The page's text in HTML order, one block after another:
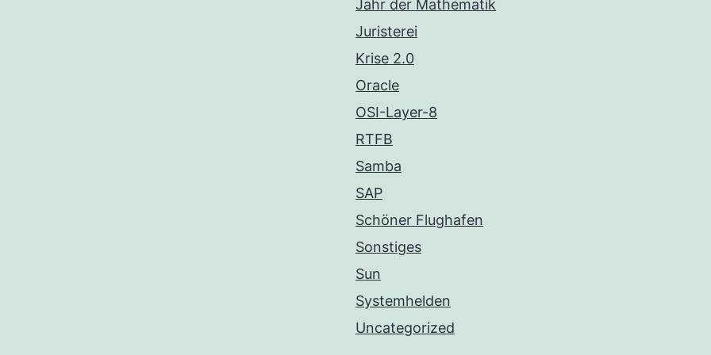
Jahr der Mathematik
Juristerei
Krise 2.0
Oracle
OSI-Layer-8
RTFB
Samba
SAP
Schöner Flughafen
Sonstiges
Sun
Systemhelden
Uncategorized